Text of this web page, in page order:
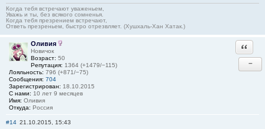
Когда тебя встречают уваженьем,
Уважь и ты, без всякого сомненья.
Когда тебя презрением встречают,
Ответь презреньем, быстро отрезвляет. (Хушхаль-Хан Хатак.)
Оливия
Новичок
Возраст: 50
Репутация: 1364 (+1479/−115)
Лояльность: 796 (+871/−75)
Сообщения: 704
Зарегистрирован: 18.10.2015
С нами: 10 лет 9 месяцев
Имя: Оливия
Откуда: Россия
−
#14 21.10.2015, 15:43